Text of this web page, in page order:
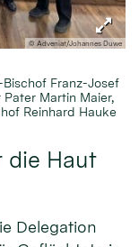
© Adveniat/Johannes Duwe
Bischof Franz-Josef
Martin Maier,
Reinhard Hauke
die Haut
Delegation